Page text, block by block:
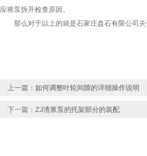
应将泵拆开检查原因。
那么对于以上的就是石家庄盘石有限公司关
上一篇： 如何调整叶轮间隙的详细操作说明
下一篇： ZJ渣浆泵的托架部分的装配